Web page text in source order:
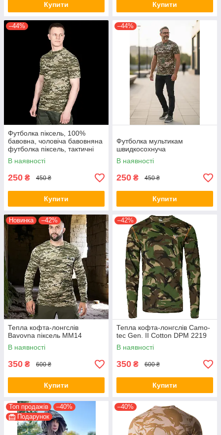
Купити Купити
–44%
Футболка піксель, 100%
бавовна, чоловіча бавовняна
футболка піксель, тактичні
футболки для ЗСУ піксель
В наявності
250 ₴ 450 ₴
Купити
–44%
Футболка мультикам
швидкосохнуча
В наявності
250 ₴ 450 ₴
Купити
Новинка –42%
Тепла кофта-лонгслів
Bavovna піксель MM14
В наявності
350 ₴ 600 ₴
Купити
–42%
Тепла кофта-лонгслів Camo-
tec Gen. II Cotton DPM 2219
В наявності
350 ₴ 600 ₴
Купити
Топ продажів
–40%
Подарунок
–40%